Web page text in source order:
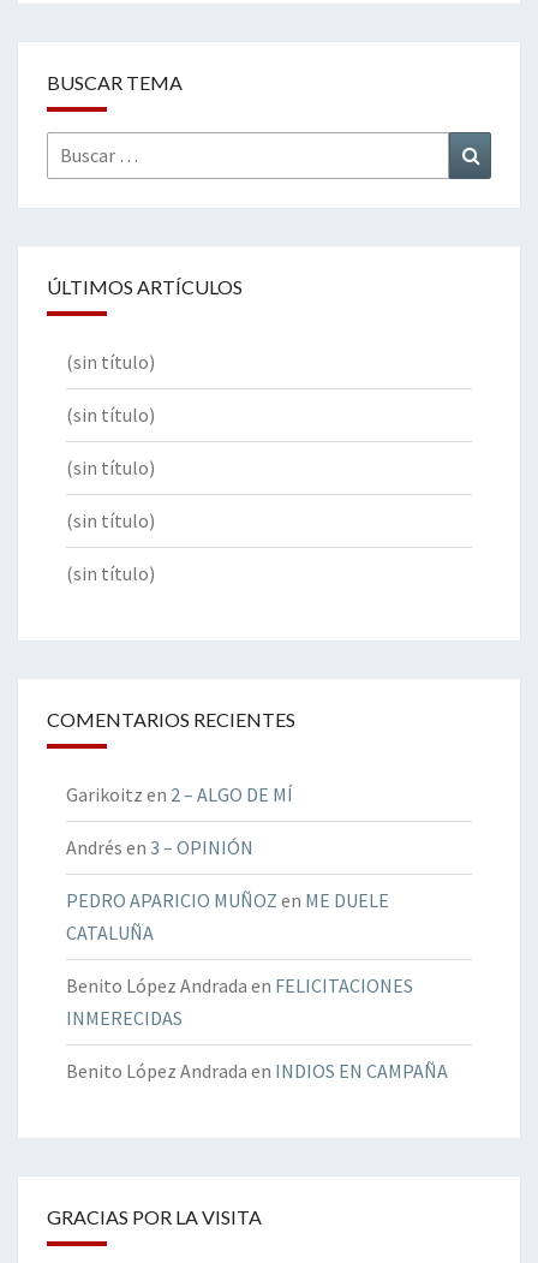
BUSCAR TEMA
Buscar
por:
ÚLTIMOS ARTÍCULOS
(sin título)
(sin título)
(sin título)
(sin título)
(sin título)
COMENTARIOS RECIENTES
Garikoitz en 2 – ALGO DE MÍ
Andrés en 3 – OPINIÓN
PEDRO APARICIO MUÑOZ en ME DUELE
CATALUÑA
Benito López Andrada en FELICITACIONES
INMERECIDAS
Benito López Andrada en INDIOS EN CAMPAÑA
GRACIAS POR LA VISITA